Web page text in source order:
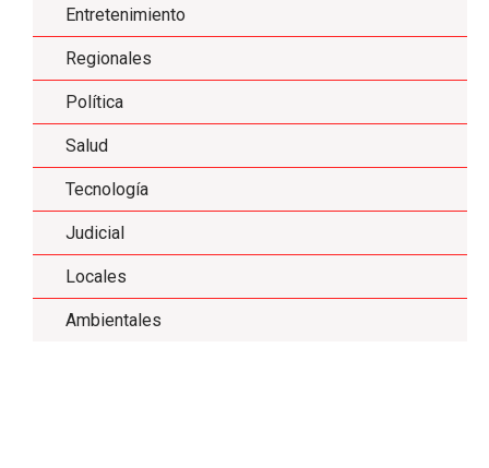
Entretenimiento
Regionales
Política
Salud
Tecnología
Judicial
Locales
Ambientales